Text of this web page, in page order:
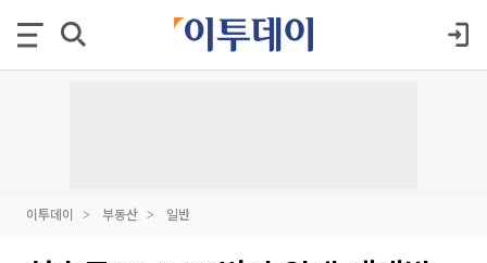
이투데이 부동산 일반